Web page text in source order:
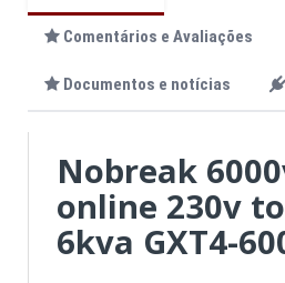
Comentários e Avaliações
Documentos e notícias
Nobreak
online 230v
6kva GXT4-